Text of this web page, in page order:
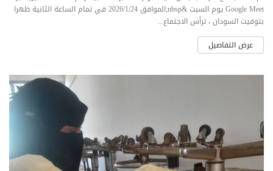
Google Meet يوم السبت &nbsp;الموافق 2026/1/24 في تمام الساعة الثانية ظهرا
بتوقيت السودان ، ترأس الاجتماع...
عرض التفاصيل